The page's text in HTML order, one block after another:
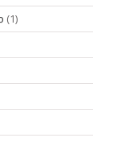
(1)